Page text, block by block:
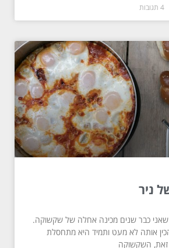
ניר
כבר שנים מכינה אחלה של שקשוקה.
אותה לא מעט ותמיד היא מתחסלת
השקשוקה